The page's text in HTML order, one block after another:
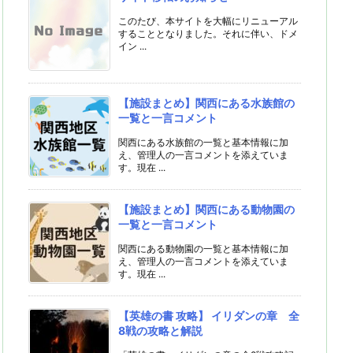
このたび、本サイトを大幅にリニューアル
することとなりました。それに伴い、ドメ
イン ...
【施設まとめ】関西にある水族館の
一覧と一言コメント
関西にある水族館の一覧と基本情報に加
え、管理人の一言コメントを添えていま
す。現在 ...
【施設まとめ】関西にある動物園の
一覧と一言コメント
関西にある動物園の一覧と基本情報に加
え、管理人の一言コメントを添えていま
す。現在 ...
【英雄の書 攻略】 イリダンの章 全
8戦の攻略と解説